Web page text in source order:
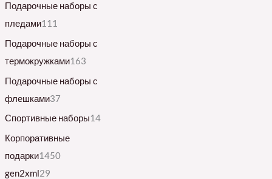
Подарочные наборы с
пледами111
Подарочные наборы с
термокружками163
Подарочные наборы с
флешками37
Спортивные наборы14
Корпоративные
подарки1450
gen2xml29